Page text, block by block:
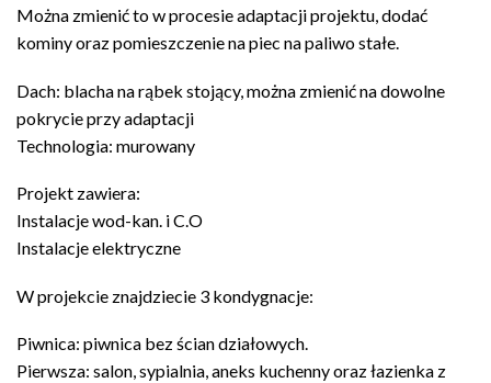
Można zmienić to w procesie adaptacji projektu, dodać
kominy oraz pomieszczenie na piec na paliwo stałe.
Dach: blacha na rąbek stojący, można zmienić na dowolne
pokrycie przy adaptacji
Technologia: murowany
Projekt zawiera:
Instalacje wod-kan. i C.O
Instalacje elektryczne
W projekcie znajdziecie 3 kondygnacje:
Piwnica: piwnica bez ścian działowych.
Pierwsza: salon, sypialnia, aneks kuchenny oraz łazienka z